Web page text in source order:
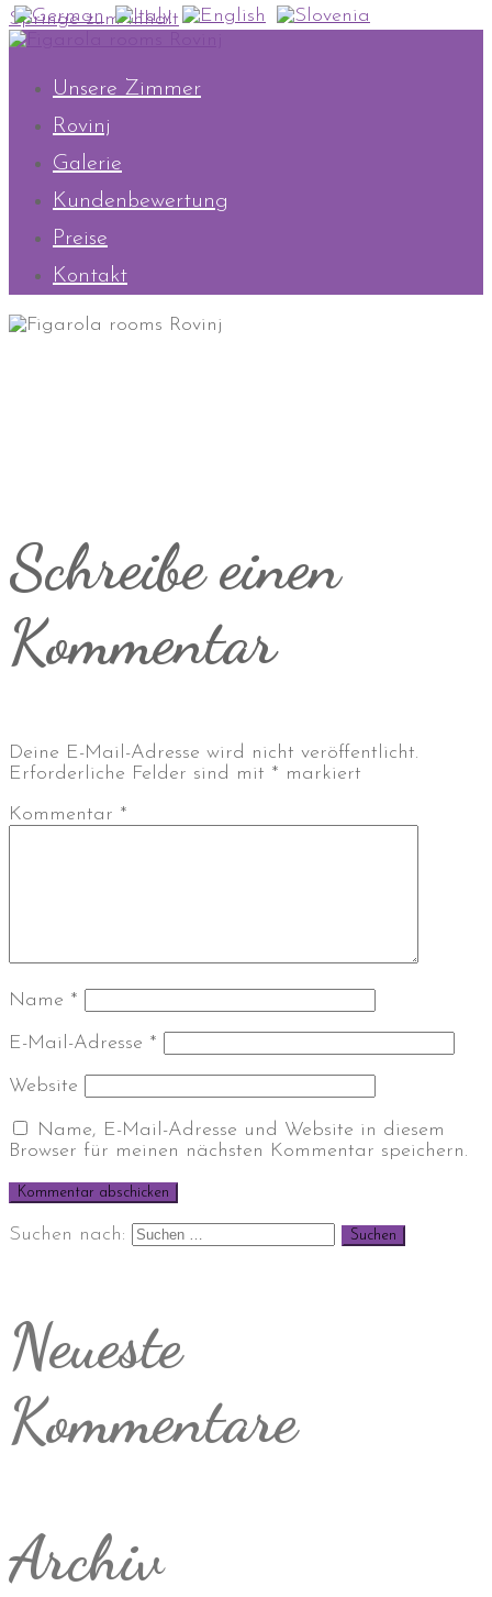
Springe zum Inhalt
Unsere Zimmer
Rovinj
Galerie
Kundenbewertung
Preise
Kontakt
Schreibe einen
Kommentar
Deine E-Mail-Adresse wird nicht veröffentlicht.
Erforderliche Felder sind mit * markiert
Kommentar *
Name *
E-Mail-Adresse *
Website
Name, E-Mail-Adresse und Website in diesem
Browser für meinen nächsten Kommentar speichern.
Suchen nach:
Neueste
Kommentare
Archiv